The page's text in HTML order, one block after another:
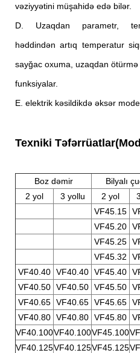
vəziyyətini müşahidə edə bilər.
D. Uzaqdan parametr,
həddindən artıq temperatur
sayğac oxuma, uzaqdan
funksiyalar.
E. elektrik kəsildikdə əksər
Texniki
Boz dəmir Bilyalı
2 yol
3 yollu 2 yol
VF45.15
VF45.20
VF45.25
VF45.32
VF40.40 VF40.40 VF45.40
VF40.50 VF40.50 VF45.50
VF40.65 VF40.65 VF45.65
VF40.80 VF40.80 VF45.80
VF40.100VF40.100VF45.100
VF40.125VF40.125VF45.125